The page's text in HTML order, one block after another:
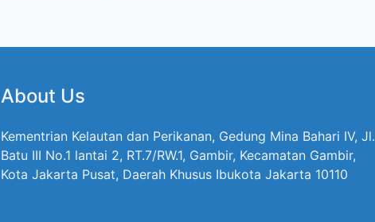
About Us
Kementrian Kelautan dan Perikanan, Gedung Mina Bahari IV, Jl.
Batu III No.1 lantai 2, RT.7/RW.1, Gambir, Kecamatan Gambir,
Kota Jakarta Pusat, Daerah Khusus Ibukota Jakarta 10110